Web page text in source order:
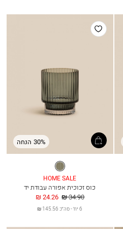
הוסף
למועדפים
30% הנחה
אפור
HOME SALE
כוס זכוכית אפורה עבודת יד
החל
24.26 ₪ מחיר
34.90 ₪
6 יח׳ - סה״כ 145.56 ₪